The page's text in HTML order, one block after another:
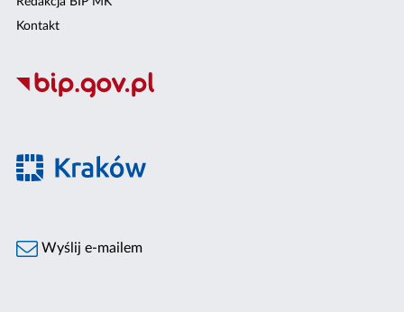
Kontakt
Wyślij e-mailem